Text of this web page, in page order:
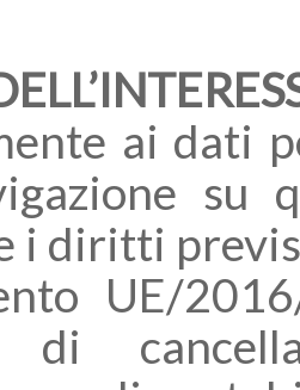
ai dati
su
i diritti
UE/
di